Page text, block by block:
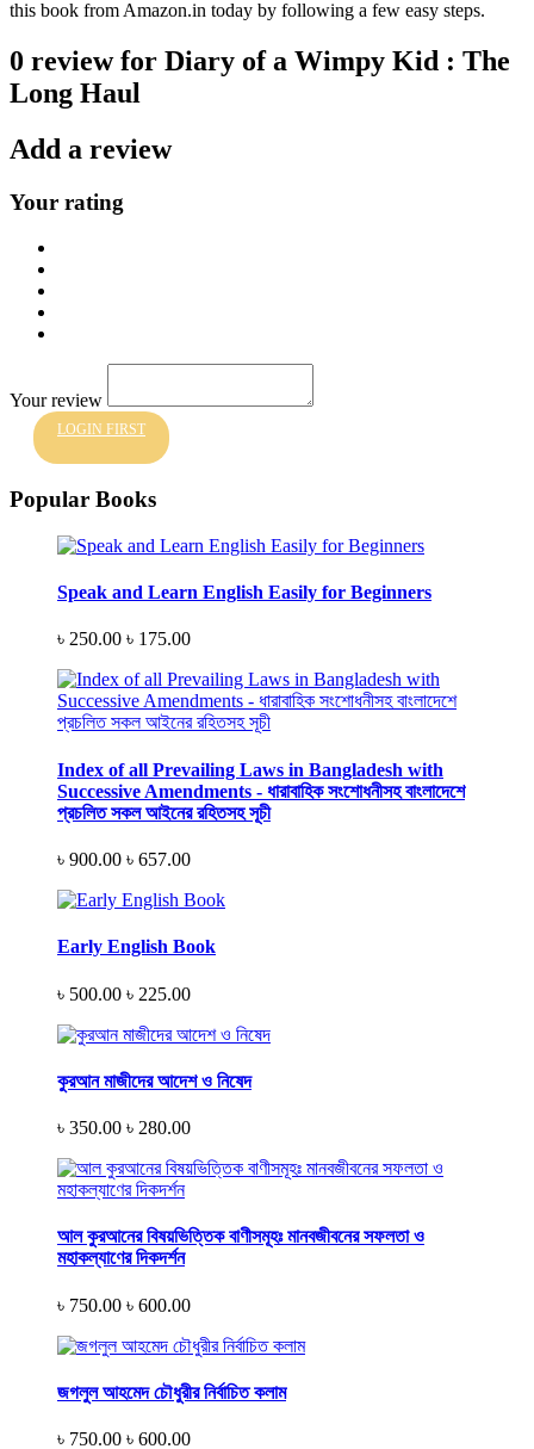
this book from Amazon.in today by following a few easy steps.
0 review for Diary of a Wimpy Kid : The
Long Haul
Add a review
Your rating
Your review
LOGIN FIRST
Popular Books
Speak and Learn English Easily for Beginners
৳ 250.00 ৳ 175.00
Index of all Prevailing Laws in Bangladesh with
Successive Amendments - ধারাবাহিক সংশোধনীসহ বাংলাদেশে
প্রচলিত সকল আইনের রহিতসহ সূচী
৳ 900.00 ৳ 657.00
Early English Book
৳ 500.00 ৳ 225.00
কুরআন মাজীদের আদেশ ও নিষেদ
৳ 350.00 ৳ 280.00
আল কুরআনের বিষয়ভিত্তিক বাণীসমূহঃ মানবজীবনের সফলতা ও
মহাকল্যাণের দিকদর্শন
৳ 750.00 ৳ 600.00
জগলুল আহমেদ চৌধুরীর নির্বাচিত কলাম
৳ 750.00 ৳ 600.00